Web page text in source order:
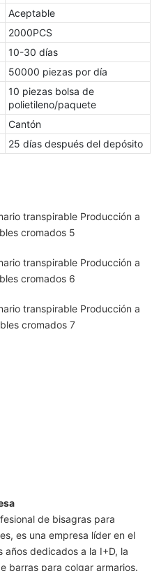
Aceptable
2000PCS
10-30 días
50000 piezas por día
10 piezas bolsa de
polietileno/paquete
Cantón
25 días después del depósito
de bisagras para
es una empresa líder en el
años dedicados a la I+D, la
barras para colgar armarios.